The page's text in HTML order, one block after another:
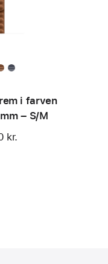
i farven
– S/M
kr.